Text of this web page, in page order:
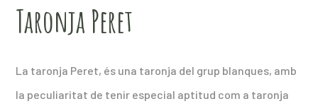
Taronja Peret
La taronja Peret, és una taronja del grup blanques, amb
la peculiaritat de tenir especial aptitud com a taronja